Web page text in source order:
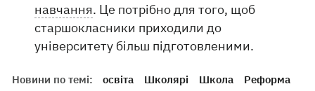
навчання. Це потрібно для того, щоб
старшокласники приходили до
університету більш підготовленими.
Новини по темі: освіта Школярі Школа
Реформа